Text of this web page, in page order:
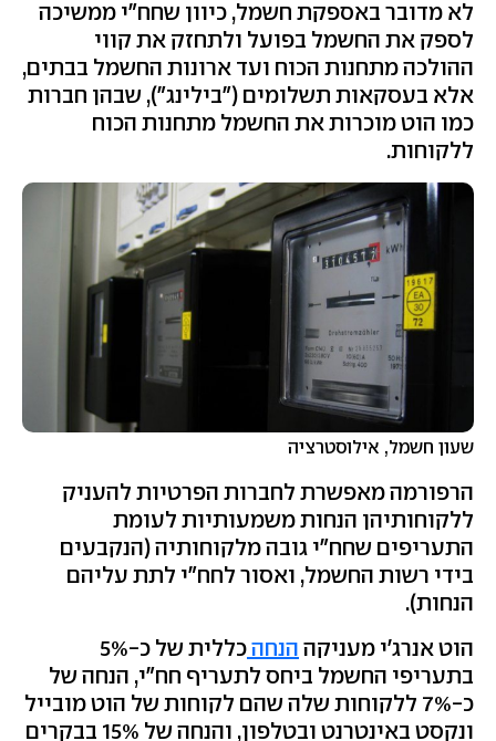
לא מדובר באספקת חשמל, כיוון שחח"י ממשיכה
לספק את החשמל בפועל ולתחזק את קווי
ההולכה מתחנות הכוח ועד ארונות החשמל בבתים,
אלא בעסקאות תשלומים ("בילינג"), שבהן חברות
כמו הוט מוכרות את החשמל מתחנות הכוח
ללקוחות.
שעון חשמל, אילוסטרציה
הרפורמה מאפשרת לחברות הפרטיות להעניק
ללקוחותיהן הנחות משמעותיות לעומת
התעריפים שחח"י גובה מלקוחותיה (הנקבעים
בידי רשות החשמל, ואסור לחח"י לתת עליהם
הנחות).
הוט אנרג'י מעניקההנחה
כללית של כ-5%
בתעריפי החשמל ביחס לתעריף חח"י, הנחה של
כ-7% ללקוחות שלה שהם לקוחות של הוט מובייל
ונקסט באינטרנט ובטלפון, והנחה של 15% בבקרים